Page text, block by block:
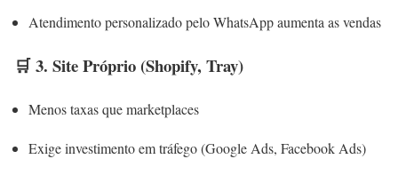
Atendimento personalizado pelo WhatsApp aumenta as vendas
🛒 3. Site Próprio (Shopify, Tray)
Menos taxas que marketplaces
Exige investimento em tráfego (Google Ads, Facebook Ads)